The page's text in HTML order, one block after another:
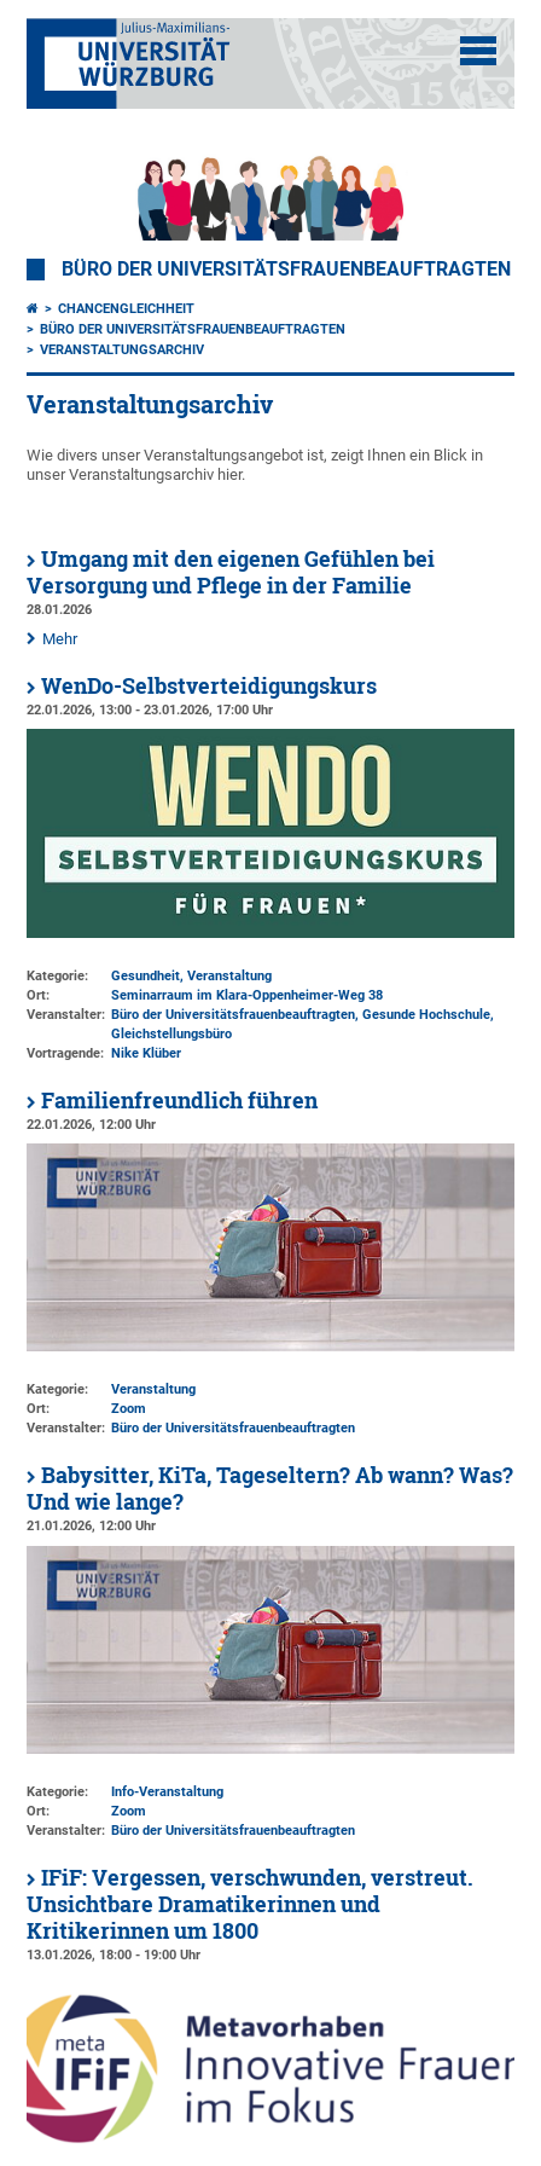
BÜRO DER UNIVERSITÄTSFRAUENBEAUFTRAGTEN
CHANCENGLEICHHEIT
BÜRO DER UNIVERSITÄTSFRAUENBEAUFTRAGTEN
VERANSTALTUNGSARCHIV
Veranstaltungsarchiv
Wie divers unser Veranstaltungsangebot ist, zeigt Ihnen ein Blick in
unser Veranstaltungsarchiv hier.
Umgang mit den eigenen Gefühlen bei
Versorgung und Pflege in der Familie
28.01.2026
Mehr
WenDo-Selbstverteidigungskurs
22.01.2026, 13:00 - 23.01.2026, 17:00 Uhr
Kategorie:
Gesundheit, Veranstaltung
Ort:
Seminarraum im Klara-Oppenheimer-Weg 38
Veranstalter: Büro der Universitätsfrauenbeauftragten, Gesunde Hochschule,
Gleichstellungsbüro
Vortragende: Nike Klüber
Familienfreundlich führen
22.01.2026, 12:00 Uhr
Kategorie:
Veranstaltung
Ort:
Zoom
Veranstalter: Büro der Universitätsfrauenbeauftragten
Babysitter, KiTa, Tageseltern? Ab wann? Was?
Und wie lange?
21.01.2026, 12:00 Uhr
Kategorie:
Info-Veranstaltung
Ort:
Zoom
Veranstalter: Büro der Universitätsfrauenbeauftragten
IFiF: Vergessen, verschwunden, verstreut.
Unsichtbare Dramatikerinnen und
Kritikerinnen um 1800
13.01.2026, 18:00 - 19:00 Uhr